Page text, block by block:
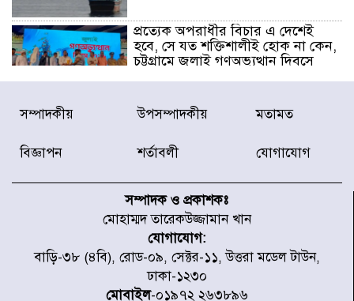
প্রত্যেক অপরাধীর বিচার এ দেশেই
হবে, সে যত শক্তিশালীই হোক না কেন,
চট্টগ্রামে জুলাই গণঅভ্যুত্থান দিবসে
আগামী ৫ দিন বৃষ্টির আভাস
নেই
জুলাই গণঅভ্যুত্থানে আহত যোদ্ধা
মিতুর খোঁজ নিলেন প্রধানমন্ত্রী
সম্পাদকীয় উপসম্পাদকীয় মতামত
বিজ্ঞাপন শর্তাবলী যোগাযোগ
সম্পাদক ও প্রকাশকঃ
মোহাম্মদ তারেকউজ্জামান খান
যোগাযোগ:
বাড়ি-৩৮ (৪বি), রোড-০৯, সেক্টর-১১, উত্তরা মডেল টাউন,
ঢাকা-১২৩০
মোবাইল-০১৯৭২ ২৬৩৮৯৬